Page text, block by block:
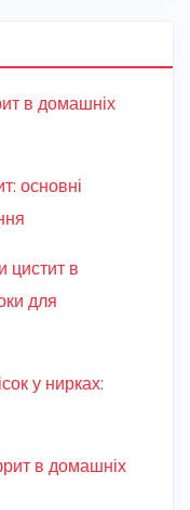
в домашніх
основні
цистит в
для
у нирках:
в домашніх